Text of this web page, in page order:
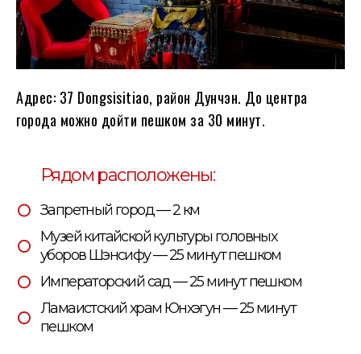
Адрес: 37 Dongsisitiao, район Дунчэн. До центра
города можно дойти пешком за 30 минут.
Рядом расположены:
Запретный город — 2 км
Музей китайской культуры головных
уборов Шэнсифу — 25 минут пешком
Императорский сад — 25 минут пешком
Ламаистский храм Юнхэгун — 25 минут
пешком